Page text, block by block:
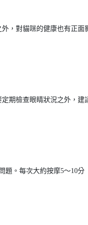
，對貓咪的健康也有正面
期檢查眼睛狀況之外，建
題。每次大約按摩5～10分